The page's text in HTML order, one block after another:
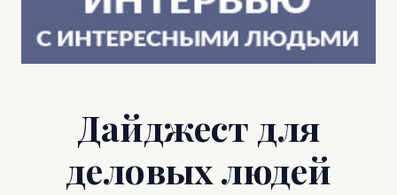
Дайджест для
деловых людей